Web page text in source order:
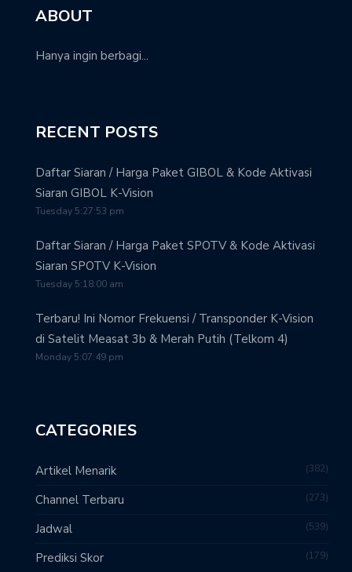
ABOUT
Hanya ingin berbagi...
RECENT POSTS
Daftar Siaran / Harga Paket GIBOL & Kode Aktivasi
Siaran GIBOL K-Vision
Tuesday 5:27:53 pm
Daftar Siaran / Harga Paket SPOTV & Kode Aktivasi
Siaran SPOTV K-Vision
Tuesday 5:18:00 am
Terbaru! Ini Nomor Frekuensi / Transponder K-Vision
di Satelit Measat 3b & Merah Putih (Telkom 4)
Monday 5:07:49 pm
CATEGORIES
Artikel Menarik 382
Channel Terbaru 273
Jadwal 539
Prediksi Skor 179